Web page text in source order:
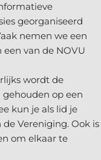
georganiseerd
nemen we een
van de NOVU
wordt de
op een
kun je als lid je
Vereniging. Ook is
om elkaar te